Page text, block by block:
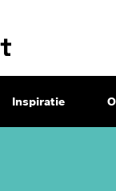
Inspiratie